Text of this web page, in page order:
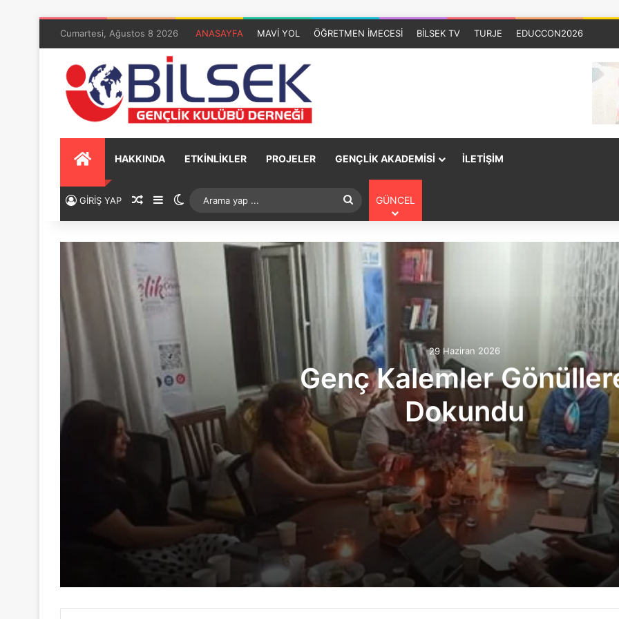
Cumartesi, Ağustos 8 2026 ANASAYFA MAVİ YOL ÖĞRETMEN İMECESİ BİLSEK TV TURJE EDUCCON2026
HAKKINDA ETKİNLİKLER PROJELER GENÇLİK AKADEMİSİ İLETİŞİM
GİRİŞ YAP GÜNCEL
29 Haziran 2026
Genç Kalemler
Dokundu
Genç Kalemler Gönüllere Dokundu